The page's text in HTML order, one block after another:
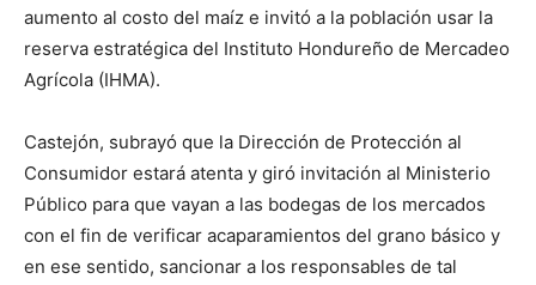
aumento al costo del maíz e invitó a la población usar la
reserva estratégica del Instituto Hondureño de Mercadeo
Agrícola (IHMA).
Castejón, subrayó que la Dirección de Protección al
Consumidor estará atenta y giró invitación al Ministerio
Público para que vayan a las bodegas de los mercados
con el fin de verificar acaparamientos del grano básico y
en ese sentido, sancionar a los responsables de tal